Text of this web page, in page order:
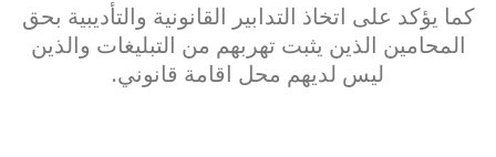
كما يؤكد على اتخاذ التدابير القانونية والتأديبية بحق
المحامين الذين يثبت تهربهم من التبليغات والذين
ليس لديهم محل اقامة قانوني.